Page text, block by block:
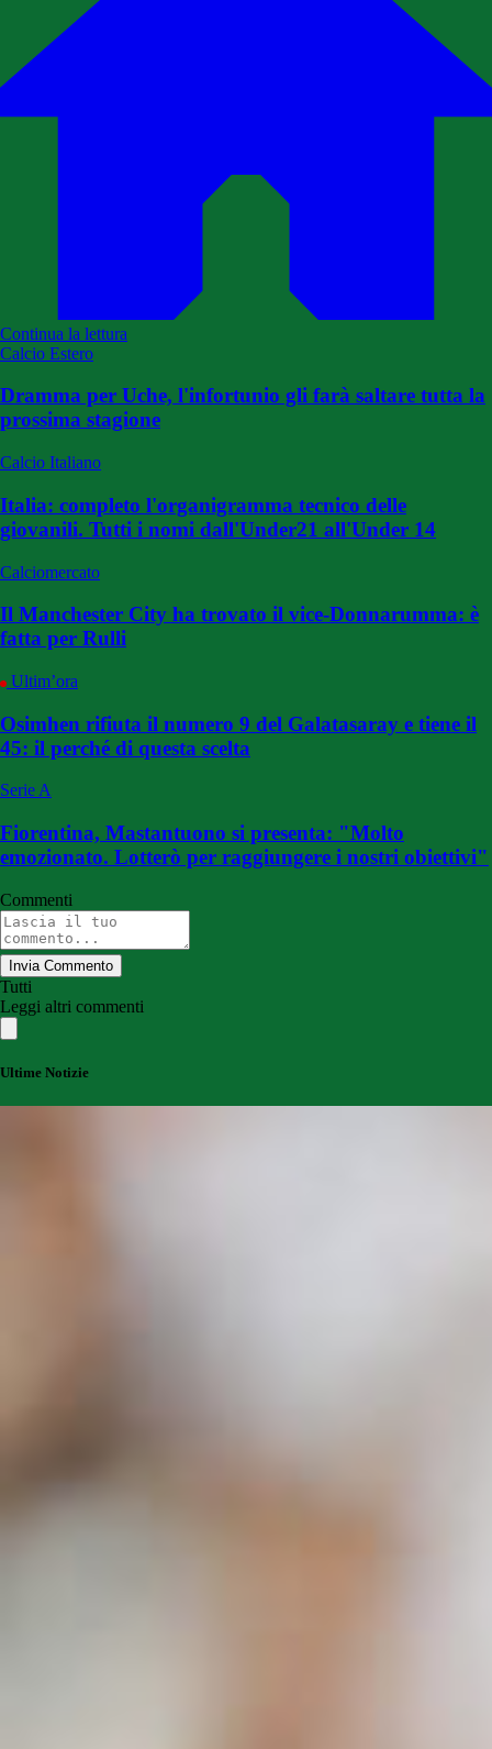
Continua la lettura
Calcio Estero
Dramma per Uche, l'infortunio gli farà saltare tutta la
prossima stagione
Calcio Italiano
Italia: completo l'organigramma tecnico delle
giovanili. Tutti i nomi dall'Under21 all'Under 14
Calciomercato
Il Manchester City ha trovato il vice-Donnarumma: è
fatta per Rulli
Ultim’ora
Osimhen rifiuta il numero 9 del Galatasaray e tiene il
45: il perché di questa scelta
Serie A
Fiorentina, Mastantuono si presenta: "Molto
emozionato. Lotterò per raggiungere i nostri obiettivi"
Commenti
Invia Commento
Tutti
Leggi altri commenti
Ultime Notizie